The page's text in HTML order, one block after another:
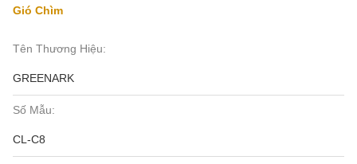
Gió Chìm
Tên Thương Hiệu:
GREENARK
Số Mẫu:
CL-C8